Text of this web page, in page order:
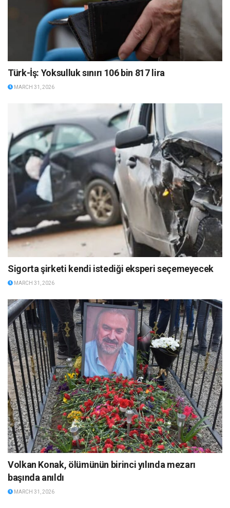
Türk-İş: Yoksulluk sınırı 106 bin 817 lira
MARCH 31, 2026
Sigorta şirketi kendi istediği eksperi seçemeyecek
MARCH 31, 2026
Volkan Konak, ölümünün birinci yılında mezarı
başında anıldı
MARCH 31, 2026